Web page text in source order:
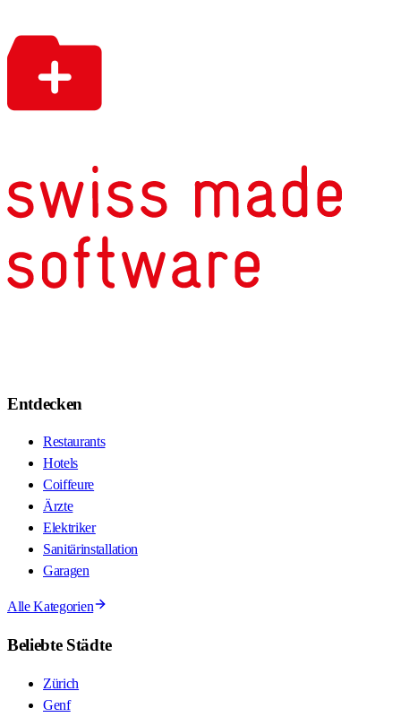
Entdecken
Restaurants
Hotels
Coiffeure
Ärzte
Elektriker
Sanitärinstallation
Garagen
Alle Kategorien
Beliebte Städte
Zürich
Genf